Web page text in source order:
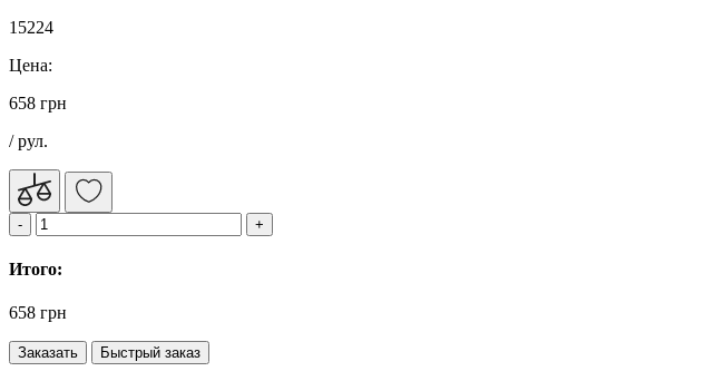
15224
Цена:
658 грн
/ рул.
Итого:
658 грн
Заказать Быстрый заказ